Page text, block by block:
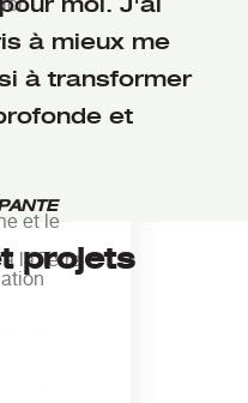
et le
la Terre
à mieux me
à transformer
et
projets